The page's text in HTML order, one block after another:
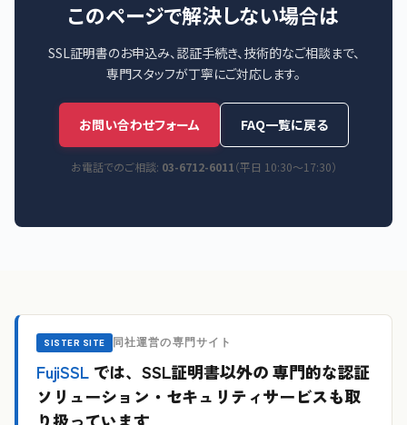
このページで解決しない場合は
SSL証明書のお申込み、認証手続き、技術的なご相談まで、
専門スタッフが丁寧にご対応します。
お問い合わせフォーム FAQ一覧に戻る
お電話でのご相談: 03-6712-6011（平日 10:30〜17:30）
SISTER SITE 同社運営の専門サイト
FujiSSLでは、SSL証明書以外の専門的な認証
ソリューション・セキュリティサービスも取
り扱っています